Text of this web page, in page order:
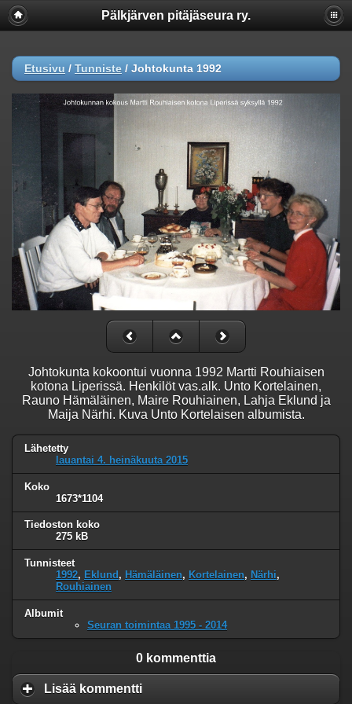
Pälkjärven pitäjäseura ry.
Etusivu / Tunniste / Johtokunta 1992
Johtokunta kokoontui vuonna 1992 Martti Rouhiaisen
kotona Liperissä. Henkilöt vas.alk. Unto Kortelainen,
Rauno Hämäläinen, Maire Rouhiainen, Lahja Eklund ja
Maija Närhi. Kuva Unto Kortelaisen albumista.
Lähetetty
lauantai 4. heinäkuuta 2015
Koko
1673*1104
Tiedoston koko
275 kB
Tunnisteet
1992, Eklund , Hämäläinen, Kortelainen, Närhi,
Rouhiainen
Albumit
Seuran toimintaa 1995 - 2014
0 kommenttia
Lisää kommentti